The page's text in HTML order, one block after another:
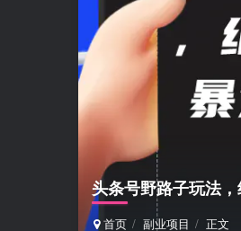
头条号野路子玩法
首页 副业项目 正文